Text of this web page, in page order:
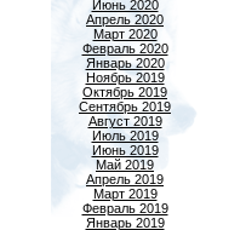
Июнь 2020
Апрель 2020
Март 2020
Февраль 2020
Январь 2020
Ноябрь 2019
Октябрь 2019
Сентябрь 2019
Август 2019
Июль 2019
Июнь 2019
Май 2019
Апрель 2019
Март 2019
Февраль 2019
Январь 2019